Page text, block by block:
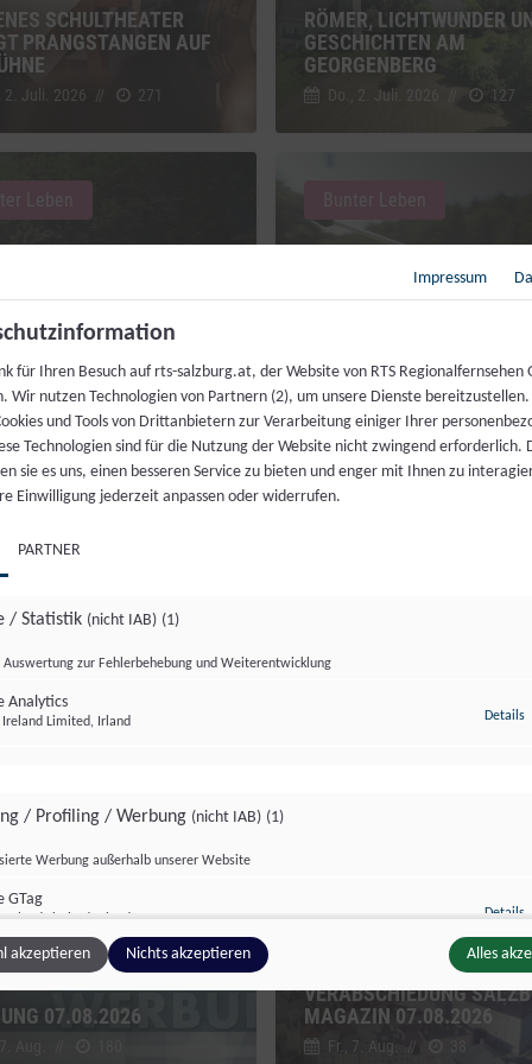
SCHULTHEATER
PRANGSTANGEN AUF
2. Juli. 2026 // 271
RÖMER, LICHTWUNDER
GESCHICHTEN AM
GEORGENBERG
Do., 2. Juli. 2026 127
KÜHSCHWALB:
ZEIGT SEINE STILLE
2. Juli. 2026 // 125
NEUER BIKEPARK LOCKT
FAMILIEN UND PROFIS IN
NATUR
Do., 2. Juli. 2026 // 240
07.08.2026
VERABSCHIEDUNG
MAGAZIN 07.08.2026
Fr., 7. Aug. //
Impressum
für Ihren Besuch auf rts-salzburg.at, der Website von RTS Regionalfernsehen
Wir nutzen Technologien von Partnern (2), um unsere Dienste bereitzustellen.
und Tools von Drittanbietern zur Verarbeitung einiger Ihrer
Technologien sind für die Nutzung der Website nicht zwingend erforderlich.
sie es uns, einen besseren Service zu bieten und enger mit Ihnen zu
Einwilligung jederzeit anpassen oder widerrufen.
PARTNER
/ Statistik (nicht IAB) (1)
Auswertung zur Fehlerbehebung und Weiterentwicklung
Analytics
Ireland Limited, Irland Details
/ Profiling / Werbung (nicht IAB) (1)
Werbung außerhalb unserer Website
GTag
Ireland Limited, Irland Details
Inhalte (nicht IAB)
akzeptieren Nichts akzeptieren Alles